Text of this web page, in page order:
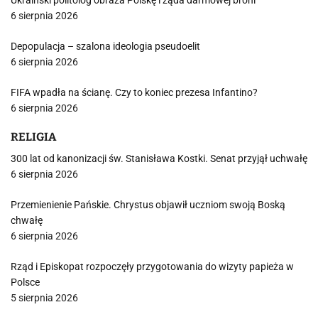
6 sierpnia 2026
Depopulacja – szalona ideologia pseudoelit
6 sierpnia 2026
FIFA wpadła na ścianę. Czy to koniec prezesa Infantino?
6 sierpnia 2026
RELIGIA
300 lat od kanonizacji św. Stanisława Kostki. Senat przyjął uchwałę
6 sierpnia 2026
Przemienienie Pańskie. Chrystus objawił uczniom swoją Boską
chwałę
6 sierpnia 2026
Rząd i Episkopat rozpoczęły przygotowania do wizyty papieża w
Polsce
5 sierpnia 2026